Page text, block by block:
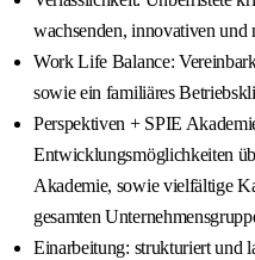
wachsenden, innovativen und
Work Life Balance:
sowie ein familiäres
Perspektiven + SPIE
Entwicklungsmöglichkeiten
Akademie, sowie vielfältige
gesamten
Einarbeitung: strukturiert und